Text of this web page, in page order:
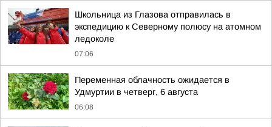
Школьница из Глазова отправилась в
экспедицию к Северному полюсу на атомном
ледоколе
07:06
Переменная облачность ожидается в
Удмуртии в четверг, 6 августа
06:08